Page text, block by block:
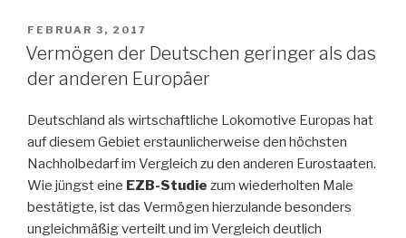
oder
wie
man
Verstand
verliert“
VERÖFFENTLICHT
AM
FEBRUAR 3, 2017
Vermögen der Deutschen geringer als das
der anderen Europäer
Deutschland als wirtschaftliche Lokomotive Europas hat
auf diesem Gebiet erstaunlicherweise den höchsten
Nachholbedarf im Vergleich zu den anderen Eurostaaten.
Wie jüngst eine EZB-Studie zum wiederholten Male
bestätigte, ist das Vermögen hierzulande besonders
ungleichmäßig verteilt und im Vergleich deutlich